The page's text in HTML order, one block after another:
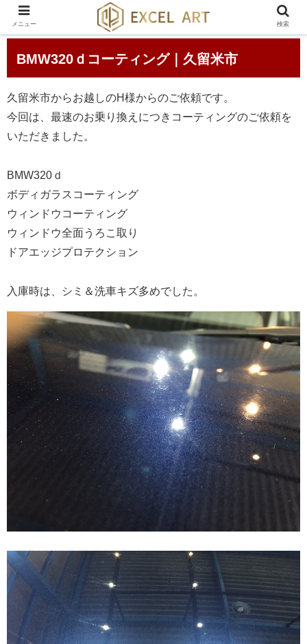
BMW320ｄコーティング｜久留米市
久留米市からお越しのH様からのご依頼です。
今回は、最速のお乗り換えにつきコーティングのご依頼を
いただきました。
BMW320ｄ
ボディガラスコーティング
ウィンドウコーティング
ウィンドウ全面うろこ取り
ドアエッジプロテクション
入庫時は、シミ＆洗車キズ多めでした。
メニュー 検索